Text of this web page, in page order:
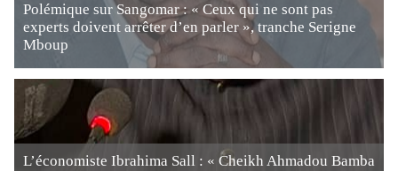
Polémique sur Sangomar : « Ceux qui ne sont pas
experts doivent arrêter d’en parler », tranche Serigne
Mboup
L’économiste Ibrahima Sall : « Cheikh Ahmadou Bamba